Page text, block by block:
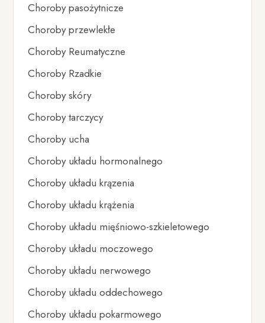
Choroby pasożytnicze
Choroby przewlekłe
Choroby Reumatyczne
Choroby Rzadkie
Choroby skóry
Choroby tarczycy
Choroby ucha
Choroby układu hormonalnego
Choroby układu krązenia
Choroby układu krążenia
Choroby układu mięśniowo-szkieletowego
Choroby układu moczowego
Choroby układu nerwowego
Choroby układu oddechowego
Choroby układu pokarmowego